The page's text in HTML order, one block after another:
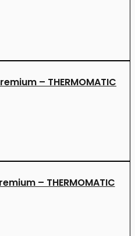
– THERMOMATIC
– THERMOMATIC